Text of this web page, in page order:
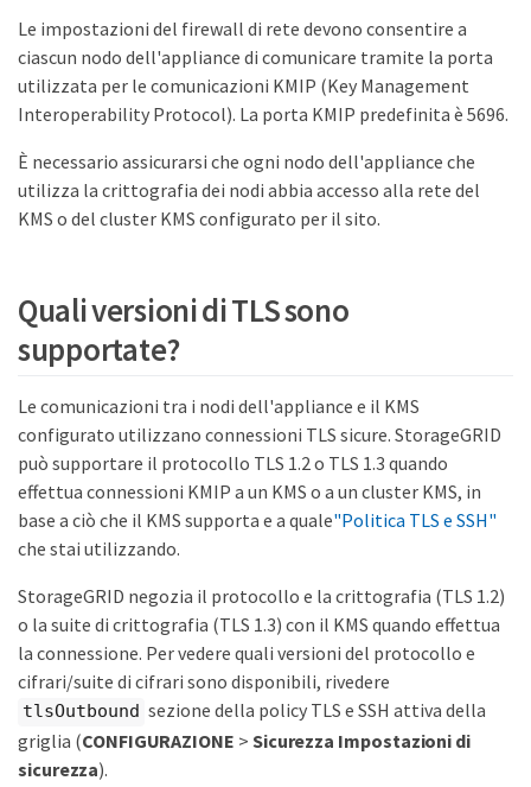
Le impostazioni del firewall di rete devono consentire a
ciascun nodo dell'appliance di comunicare tramite la porta
utilizzata per le comunicazioni KMIP (Key Management
Interoperability Protocol). La porta KMIP predefinita è 5696.
È necessario assicurarsi che ogni nodo dell'appliance che
utilizza la crittografia dei nodi abbia accesso alla rete del
KMS o del cluster KMS configurato per il sito.
Quali versioni di TLS sono
supportate?
Le comunicazioni tra i nodi dell'appliance e il KMS
configurato utilizzano connessioni TLS sicure. StorageGRID
può supportare il protocollo TLS 1.2 o TLS 1.3 quando
effettua connessioni KMIP a un KMS o a un cluster KMS, in
base a ciò che il KMS supporta e a quale"Politica TLS e SSH"
che stai utilizzando.
StorageGRID negozia il protocollo e la crittografia (TLS 1.2)
o la suite di crittografia (TLS 1.3) con il KMS quando effettua
la connessione. Per vedere quali versioni del protocollo e
cifrari/suite di cifrari sono disponibili, rivedere
tlsOutbound sezione della policy TLS e SSH attiva della
griglia (CONFIGURAZIONE > Sicurezza Impostazioni di
sicurezza).